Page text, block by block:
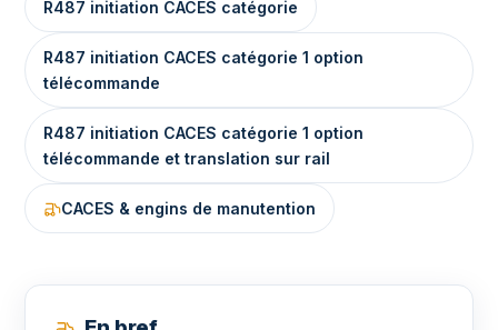
R487 initiation CACES catégorie
R487 initiation CACES catégorie 1 option
télécommande
R487 initiation CACES catégorie 1 option
télécommande et translation sur rail
CACES & engins de manutention